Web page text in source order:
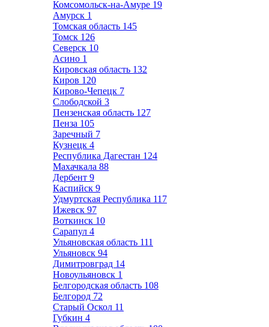
Комсомольск-на-Амуре 19
Амурск 1
Томская область 145
Томск 126
Северск 10
Асино 1
Кировская область 132
Киров 120
Кирово-Чепецк 7
Слободской 3
Пензенская область 127
Пенза 105
Заречный 7
Кузнецк 4
Республика Дагестан 124
Махачкала 88
Дербент 9
Каспийск 9
Удмуртская Республика 117
Ижевск 97
Воткинск 10
Сарапул 4
Ульяновская область 111
Ульяновск 94
Димитровград 14
Новоульяновск 1
Белгородская область 108
Белгород 72
Старый Оскол 11
Губкин 4